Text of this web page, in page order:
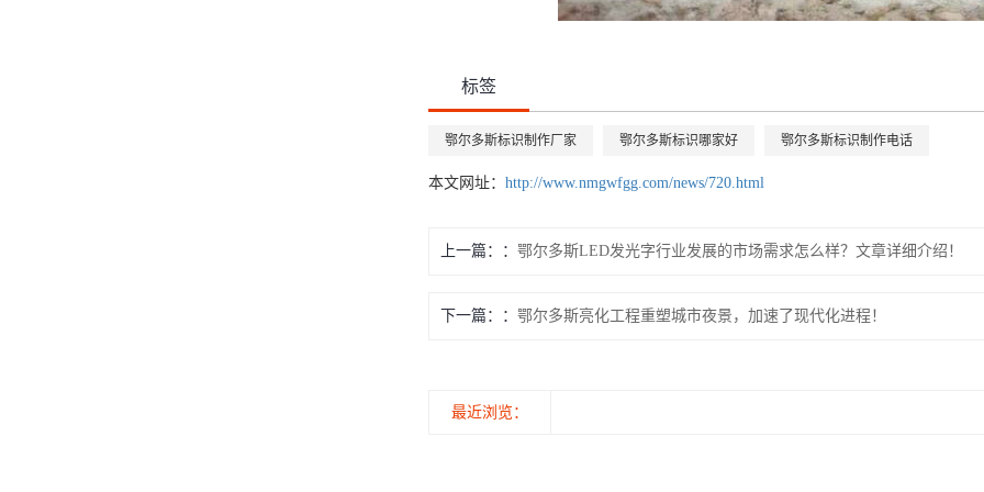
标签
鄂尔多斯标识制作厂家 鄂尔多斯标识哪家好 鄂尔多斯标识制作电话
本文网址：http://www.nmgwfgg.com/news/720.html
上一篇： 鄂尔多斯LED发光字行业发展的市场需求怎么样？文章详细介绍！
下一篇： 鄂尔多斯亮化工程重塑城市夜景，加速了现代化进程！
最近浏览：